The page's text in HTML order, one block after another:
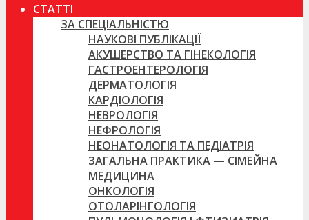
СТАТТІ
ЗА СПЕЦІАЛЬНІСТЮ
НАУКОВІ ПУБЛІКАЦІЇ
АКУШЕРСТВО ТА ГІНЕКОЛОГІЯ
ГАСТРОЕНТЕРОЛОГІЯ
ДЕРМАТОЛОГІЯ
КАРДІОЛОГІЯ
НЕВРОЛОГІЯ
НЕФРОЛОГІЯ
НЕОНАТОЛОГІЯ ТА ПЕДІАТРІЯ
ЗАГАЛЬНА ПРАКТИКА — СІМЕЙНА
МЕДИЦИНА
ОНКОЛОГІЯ
ОТОЛАРІНГОЛОГІЯ